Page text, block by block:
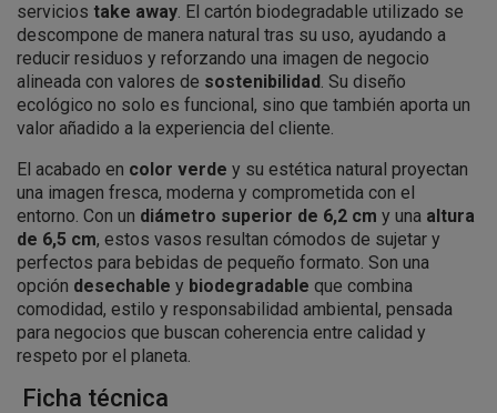
servicios take away. El cartón biodegradable utilizado se
descompone de manera natural tras su uso, ayudando a
reducir residuos y reforzando una imagen de negocio
alineada con valores de sostenibilidad. Su diseño
ecológico no solo es funcional, sino que también aporta un
valor añadido a la experiencia del cliente.
El acabado en color verde y su estética natural proyectan
una imagen fresca, moderna y comprometida con el
entorno. Con un diámetro superior de 6,2 cm y una altura
de 6,5 cm, estos vasos resultan cómodos de sujetar y
perfectos para bebidas de pequeño formato. Son una
opción desechable y biodegradable que combina
comodidad, estilo y responsabilidad ambiental, pensada
para negocios que buscan coherencia entre calidad y
respeto por el planeta.
Ficha técnica